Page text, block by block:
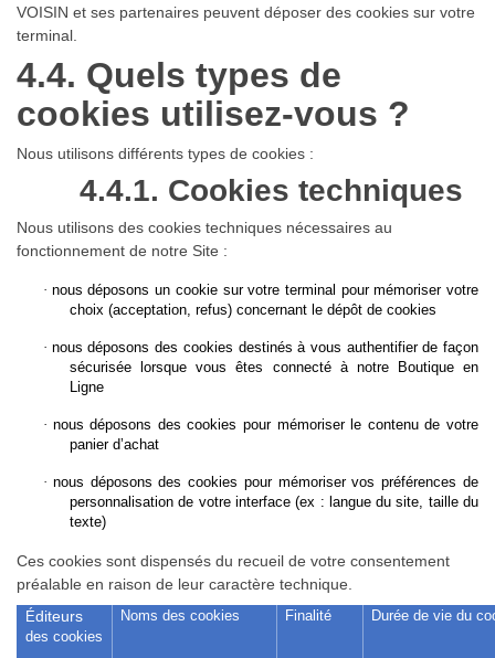
VOISIN et ses partenaires peuvent déposer des cookies sur votre
terminal.
4.4. Quels types de
cookies utilisez-vous ?
Nous utilisons différents types de cookies :
4.4.1. Cookies techniques
Nous utilisons des cookies techniques nécessaires au
fonctionnement de notre Site :
· nous déposons un cookie sur votre terminal pour mémoriser votre
choix (acceptation, refus) concernant le dépôt de cookies
· nous déposons des cookies destinés à vous authentifier de façon
sécurisée lorsque vous êtes connecté à notre Boutique en
Ligne
· nous déposons des cookies pour mémoriser le contenu de votre
panier d’achat
· nous déposons des cookies pour mémoriser vos préférences de
personnalisation de votre interface (ex : langue du site, taille du
texte)
Ces cookies sont dispensés du recueil de votre consentement
préalable en raison de leur caractère technique.
Éditeurs
des cookies
Noms des cookies Finalité Durée de vie du